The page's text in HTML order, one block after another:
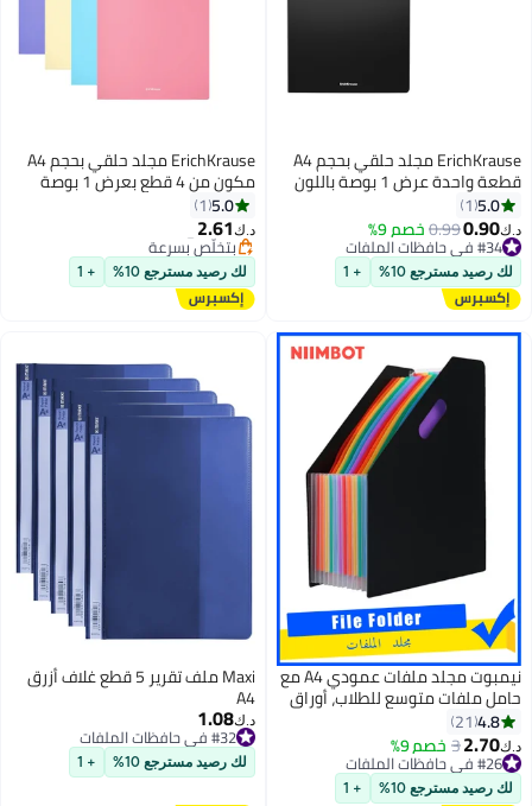
ErichKrause مجلد حلقي بحجم A4
قطعة واحدة عرض 1 بوصة باللون
الأسود
5.0
1
د.ك‏0.90
0.99خصم 9%
#34 في حافظات الملفات
#34 في حافظات الملفات
لك رصيد مسترجع 10% + 1
ErichKrause مجلد حلقي بحجم A4
مكون من 4 قطع بعرض 1 بوصة
بألوان باستيل متنوعة
5.0
1
د.ك‏2.61
#25 في حافظات الملفات
بتخلّص بسرعة
#25 في حافظات الملفات
لك رصيد مسترجع 10% + 1
نيمبوت مجلد ملفات عمودي A4 مع
حامل ملفات متوسع للطلاب، أوراق
الامتحانات، الفواتير، المكتب،
الدراسة، حامل كتب أسود
4.8
21
د.ك‏2.70
3خصم 9%
#26 في حافظات الملفات
#26 في حافظات الملفات
لك رصيد مسترجع 10% + 1
Maxi ملف تقرير 5 قطع غلاف أزرق
A4
د.ك‏1.08
#32 في حافظات الملفات
#32 في حافظات الملفات
لك رصيد مسترجع 10% + 1